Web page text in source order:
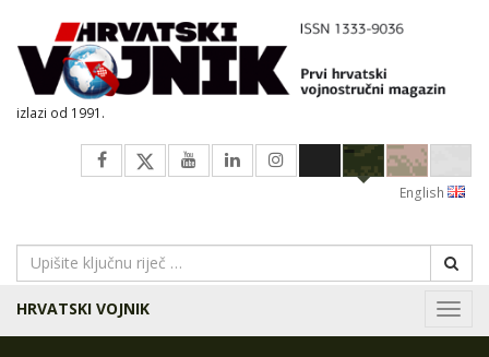
izlazi od 1991.
English
HRVATSKI VOJNIK